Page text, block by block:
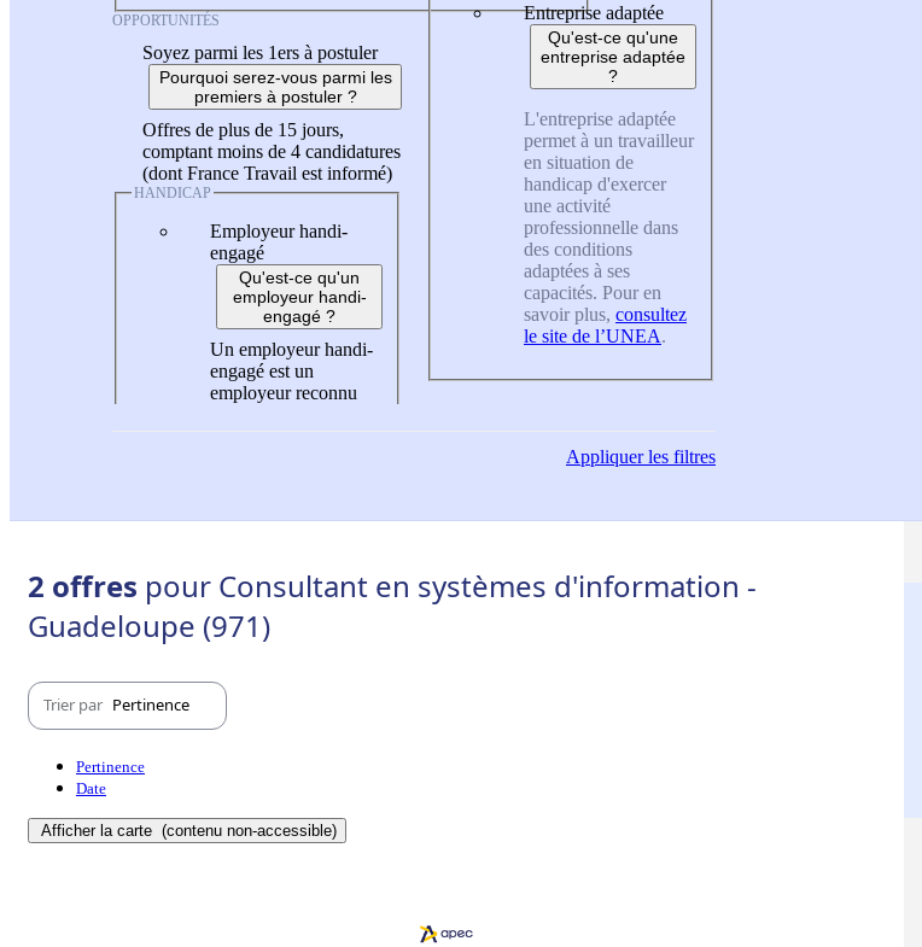
OPPORTUNITÉS
Soyez parmi les 1ers à postuler
Pourquoi serez-vous parmi les
premiers à postuler ?
Offres de plus de 15 jours,
comptant moins de 4 candidatures
(dont France Travail est informé)
HANDICAP
Employeur handi-
engagé
Qu'est-ce qu'un
employeur handi-
engagé ?
Un employeur handi-
engagé est un
employeur reconnu
Entreprise adaptée
Qu'est-ce qu'une
entreprise adaptée
?
L'entreprise adaptée
permet à un travailleur
en situation de
handicap d'exercer
une activité
professionnelle dans
des conditions
adaptées à ses
capacités. Pour en
savoir plus, consultez
le site de l’UNEA.
Appliquerles filtres
2 offres pour Consultant en systèmes d'information -
Guadeloupe (971)
Trier par Pertinence
Pertinence
Date
Afficher la carte (contenu non-accessible)